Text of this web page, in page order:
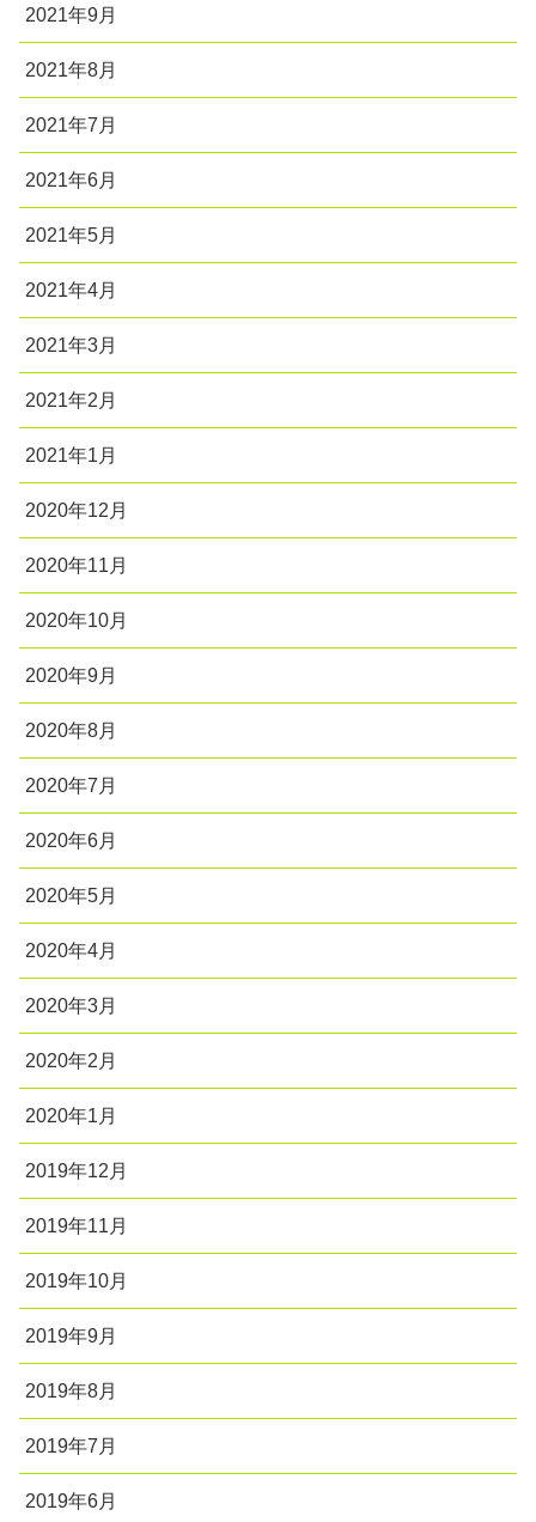
2021年9月
2021年8月
2021年7月
2021年6月
2021年5月
2021年4月
2021年3月
2021年2月
2021年1月
2020年12月
2020年11月
2020年10月
2020年9月
2020年8月
2020年7月
2020年6月
2020年5月
2020年4月
2020年3月
2020年2月
2020年1月
2019年12月
2019年11月
2019年10月
2019年9月
2019年8月
2019年7月
2019年6月